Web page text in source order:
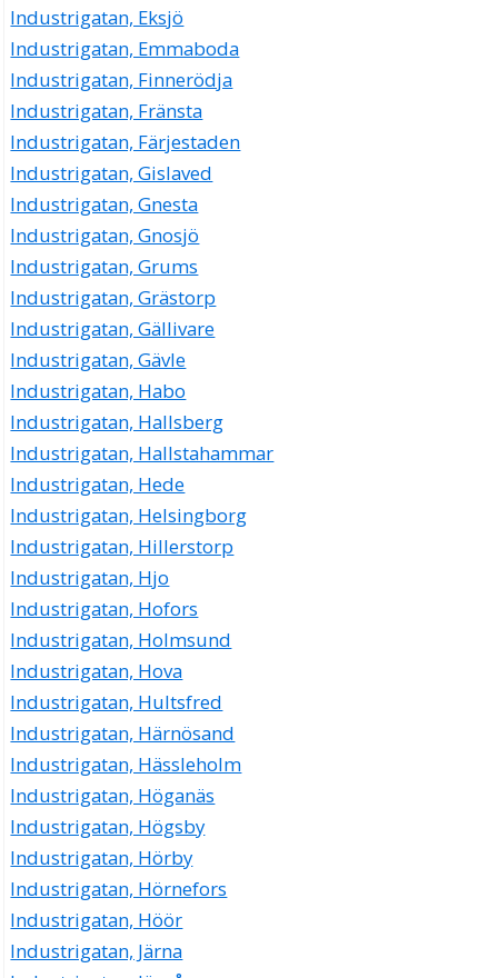
Industrigatan, Eksjö
Industrigatan, Emmaboda
Industrigatan, Finnerödja
Industrigatan, Fränsta
Industrigatan, Färjestaden
Industrigatan, Gislaved
Industrigatan, Gnesta
Industrigatan, Gnosjö
Industrigatan, Grums
Industrigatan, Grästorp
Industrigatan, Gällivare
Industrigatan, Gävle
Industrigatan, Habo
Industrigatan, Hallsberg
Industrigatan, Hallstahammar
Industrigatan, Hede
Industrigatan, Helsingborg
Industrigatan, Hillerstorp
Industrigatan, Hjo
Industrigatan, Hofors
Industrigatan, Holmsund
Industrigatan, Hova
Industrigatan, Hultsfred
Industrigatan, Härnösand
Industrigatan, Hässleholm
Industrigatan, Höganäs
Industrigatan, Högsby
Industrigatan, Hörby
Industrigatan, Hörnefors
Industrigatan, Höör
Industrigatan, Järna